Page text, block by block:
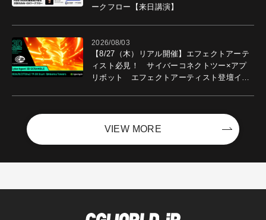
ークフロー【来日講演】
2026/08/03
【8/27（木）リアル開催】エフェクトアーテ
ィスト必見！ サイバーコネクトツー×アプ
リボット エフェクトアーティスト登壇イベ
VIEW MORE